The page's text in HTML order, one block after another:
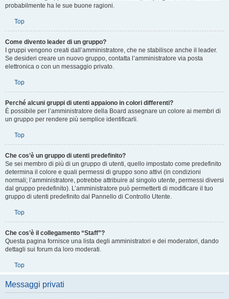
cliccando sul pulsante apposito. Dovrai ottenere l’approvazione del
il leader di un gruppo non accetta la tua richiesta, sei pregato di non assillarlo:
Top
Come divento leader di un gruppo?
Se desideri creare un nuovo gruppo, contatta l’amministratore via posta
elettronica o con un messaggio privato.
Top
È possibile per l’amministratore della Board assegnare un colore ai membri di
un gruppo per rendere più semplice identificarli.
Top
Che cos’è un gruppo di utenti predefinito?
Se sei membro di più di un gruppo di utenti, quello impostato come predefinito
determina il colore e quali permessi di gruppo sono attivi (in condizioni
dal gruppo predefinito). L’amministratore può permetterti di modificare il tuo
gruppo di utenti predefinito dal Pannello di Controllo Utente.
Top
Questa pagina fornisce una lista degli amministratori e dei moderatori, dando
dettagli sui forum da loro moderati.
Top